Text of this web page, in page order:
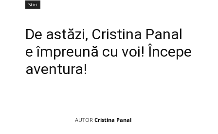
Stiri
De astăzi, Cristina Panal
e împreună cu voi! Începe
aventura!
AUTOR Cristina Panal